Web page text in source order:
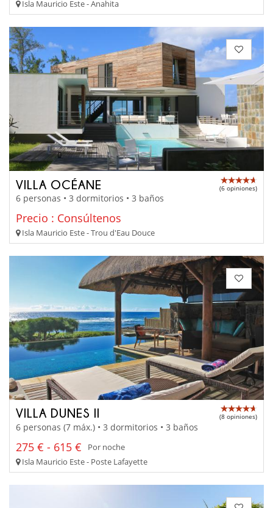
Isla Mauricio Este - Anahita
VILLA OCÉANE (6 opiniones)
6 personas • 3 dormitorios • 3 baños
Precio : Consúltenos
Isla Mauricio Este - Trou d'Eau Douce
VILLA DUNES II (8 opiniones)
6 personas (7 máx.) • 3 dormitorios • 3 baños
275 € - 615 €
Por noche
Isla Mauricio Este - Poste Lafayette